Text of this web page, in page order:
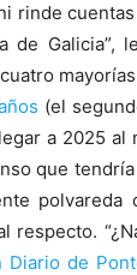
rinde
de Galicia”,
(el
a 2025 al
que
polvareda
respecto.
Diario de